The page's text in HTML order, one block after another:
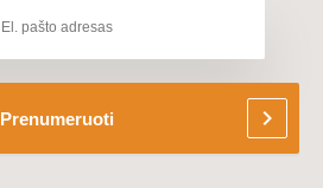
Prenumeruoti chevron_right